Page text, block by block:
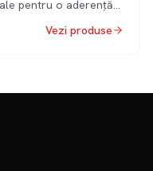
pentru o aderență
Vezi produse